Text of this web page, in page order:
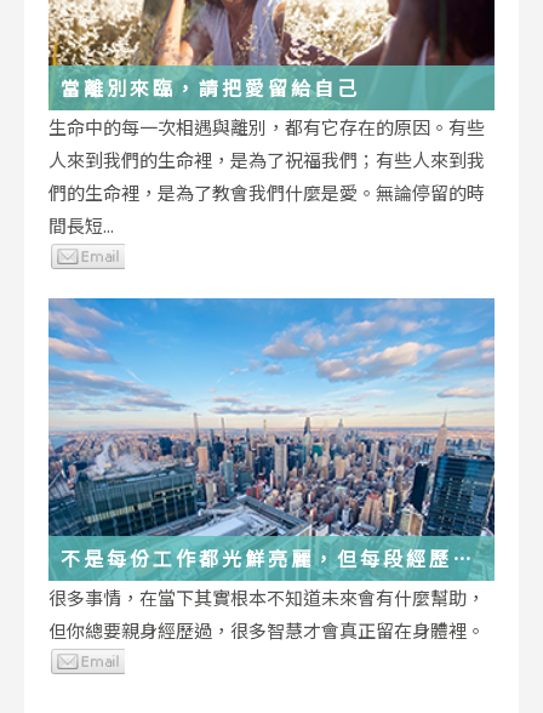
當離別來臨，請把愛留給自己
生命中的每一次相遇與離別，都有它存在的原因。有些
人來到我們的生命裡，是為了祝福我們；有些人來到我
們的生命裡，是為了教會我們什麼是愛。無論停留的時
間長短...
不是每份工作都光鮮亮麗，但每段經歷都
在偷偷改變你
很多事情，在當下其實根本不知道未來會有什麼幫助，
但你總要親身經歷過，很多智慧才會真正留在身體裡。